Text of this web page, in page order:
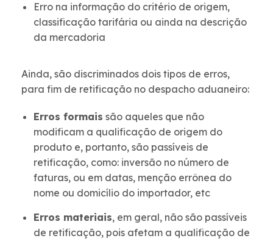
Erro na informação do critério de origem,
classificação tarifária ou ainda na descrição
da mercadoria
Ainda, são discriminados dois tipos de erros,
para fim de retificação no despacho aduaneiro:
Erros formais são aqueles que não
modificam a qualificação de origem do
produto e, portanto, são passíveis de
retificação, como: inversão no número de
faturas, ou em datas, menção errônea do
nome ou domicílio do importador, etc
Erros materiais, em geral, não são passíveis
de retificação, pois afetam a qualificação de